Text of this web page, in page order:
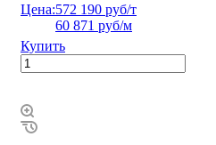
Цена:572 190 руб/т
60 871 руб/м
Купить